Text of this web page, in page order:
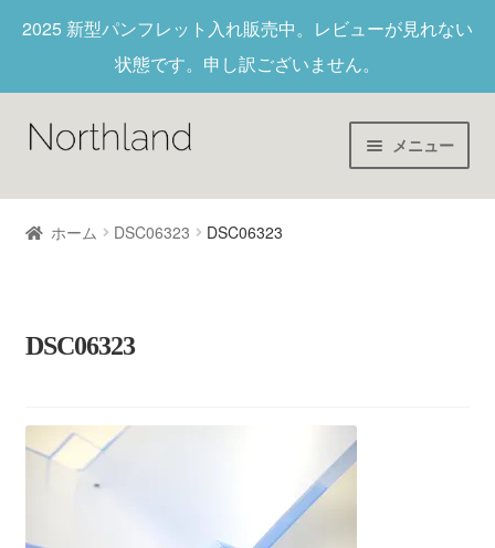
2025 新型パンフレット入れ販売中。レビューが見れない
状態です。申し訳ございません。
メニュー
Home
ヌメ革
アウトレット
ホーム DSC06323 DSC06323
DSC06323